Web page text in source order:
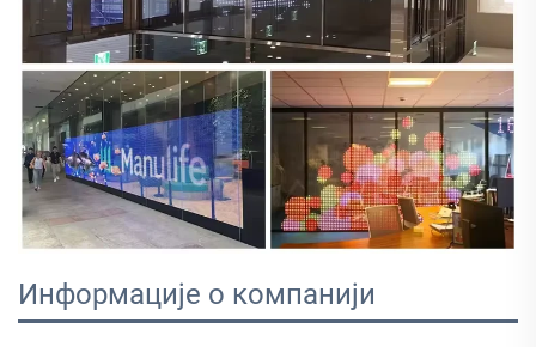
Информације о компанији